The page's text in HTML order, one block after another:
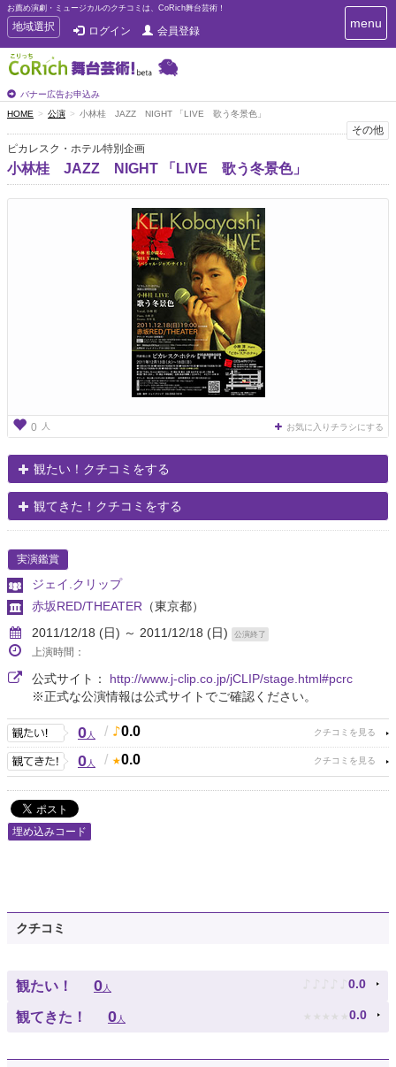
お薦め演劇・ミュージカルのクチコミは、CoRich舞台芸術！
T
o
g
g
e
n
a
v
i
g
地域選択 ログイン 会員登録
バナー広告お申込み
T
o
n
i
g
menu
HOME 公演 小林桂 JAZZ NIGHT 「LIVE 歌う冬景色」
その他
ピカレスク・ホテル特別企画
小林桂 JAZZ NIGHT 「LIVE 歌う冬景色」
0 人 お気に入りチラシにする
観たい！クチコミをする
観てきた！クチコミをする
実演鑑賞
ジェイ.クリップ
赤坂RED/THEATER （東京都）
2011/12/18 (日) ～ 2011/12/18 (日)
公演終了
上演時間：
公式サイト： http://www.j-clip.co.jp/jCLIP/stage.html#pcrc
※正式な公演情報は公式サイトでご確認ください。
0人 / 0.0
0人 / 0.0
埋め込みコード
クチコミ
観たい！ 0人 ♪ ♪ ♪ ♪ ♪ 0.0
観てきた！ 0人 ★ ★ ★ ★ ★ 0.0